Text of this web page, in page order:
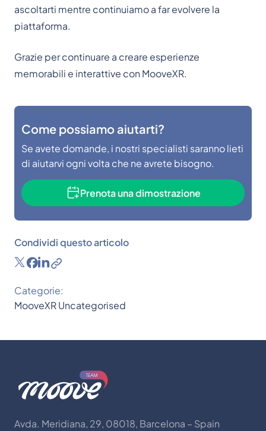
ascoltarti mentre continuiamo a far evolvere la
piattaforma.
Grazie per continuare a creare esperienze
memorabili e interattive con MooveXR.
Come possiamo aiutarti?
Se avete domande, i nostri specialisti saranno lieti
di aiutarvi ogni volta che ne avrete bisogno.
Prenota una dimostrazione
Condividi questo articolo
Categorie:
MooveXRUncategorised
Avda. Meridiana, 29, 08018, Barcelona – Spain